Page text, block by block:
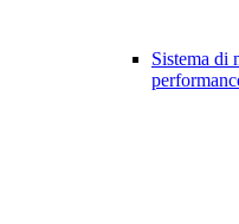
Sistema di